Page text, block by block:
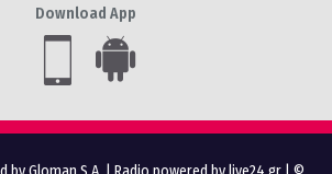
Download App